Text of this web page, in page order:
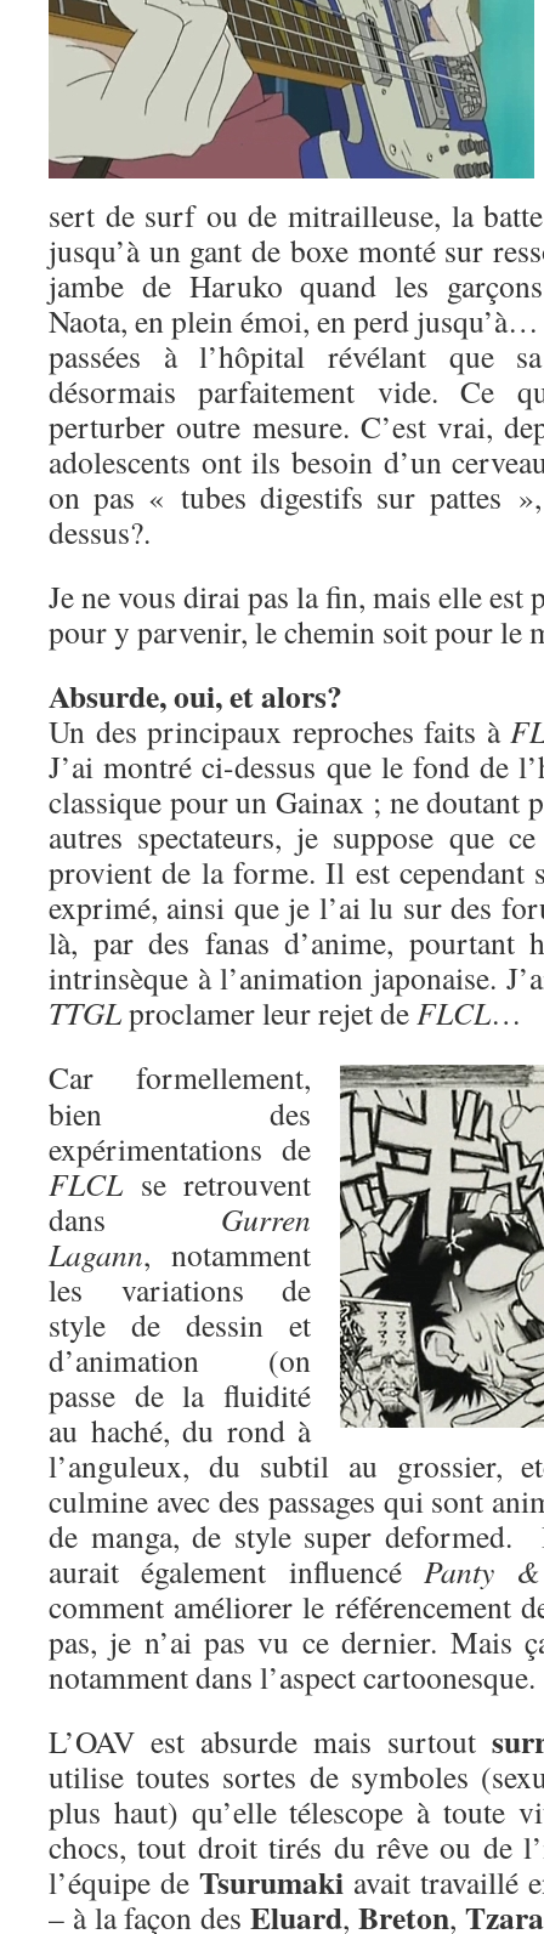
sert de surf ou de mitrailleuse, la
jusqu’à un gant de boxe monté sur
jambe de Haruko quand les
Naota, en plein émoi, en perd
passées à l’hôpital révélant que
désormais parfaitement vide. Ce
perturber outre mesure. C’est vrai,
adolescents ont ils besoin d’un
on pas « tubes digestifs sur pattes
dessus?.
Je ne vous dirai pas la fin, mais elle est
pour y parvenir, le chemin soit pour
Absurde, oui, et alors?
Un des principaux reproches faits à
J’ai montré ci-dessus que le fond de
classique pour un Gainax ; ne doutant
autres spectateurs, je suppose que
provient de la forme. Il est cependant
exprimé, ainsi que je l’ai lu sur des
là, par des fanas d’anime, pourtant
intrinsèque à l’animation japonaise.
TTGLproclamer leur rejet deFLCL…
Car formellement,
bien des
expérimentations de
FLCL se retrouvent
dans Gurren
Lagann, notamment
les variations de
style de dessin et
d’animation (on
passe de la fluidité
au haché, du rond à
l’anguleux, du subtil au grossier,
culmine avec des passages qui sont
de manga, de style super
aurait également influencé Panty
comment améliorer le référencement
pas, je n’ai pas vu ce dernier. Mais
notamment dans l’aspect cartoonesque.
L’OAV est absurde mais surtout
utilise toutes sortes de symboles
plus haut) qu’elle télescope à toute
chocs, tout droit tirés du rêve ou de
l’équipe de Tsurumaki avait travaillé
– à la façon desEluard, Breton, Tzara